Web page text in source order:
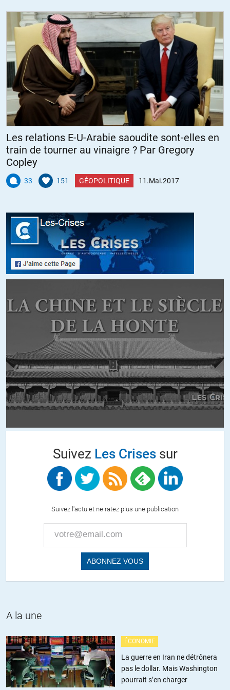
machine à faire penser dans leur sens
+5
Shirmek// 12.05.2017 à 18h02
« Que le PS ne soit plus de gauche est une certitude (certains
diraient depuis 1983) ».
Au risque de donner l’impression de vouloir faire dans la
surenchère : le PS (ou ses ancêtres) était-il de gauche sous Guy
Mollet ? avec A. Millerand ? à l’époque du Cartel des Gauches ? les
socialistes étaient-ils où que ce soit pendant la Résistance ou en
Mai 68 ? étaient-ils de gauche au moment de voter les crédits de
guerre en 1914, c’est-à-dire d’abandonner conjointement la
révolutionnaire, l’internationalisme, l’antimilitarisme, au profit de
la défense de la bourgeoisie, du bellicisme, de la guerre
impérialiste, du nationalisme et du militarisme ?
Il me paraît plus juste historiquement de dire que le PS/SFIO a été
de gauche jusqu’en 1914 de façon à peu près constante, et qu’il
ne l’a plus été qu’épisodiquement ensuite (le Front Populaire ;
individus.
ALERTER
Wakizashi//12.05.2017 à 18h24
« Je dis toujours de ceux qui disent que le clivage gauche/droite
n’existe plus que ce sont des gens de droite. […] le choix du « ni
droite-ni gauche » est presque toujours l’aveu d’une préférence
bien que c’est une croyance qui est dans l’air du temps, mais sur
Personnellement, je vois dans cette croyance essentiellement une
Rochet), où tout ce qui n’est pas de gauche est impur, et est donc
; et qui voit la droite comme le mal, le laid. Le manichéisme
+12
Jac//12.05.2017 à 22h22
Excellent commentaire qui remet les pendules à l’heure.
Je connais des journalistes de gauche qui écrivent dans des
Les relations E-U-Arabie saoudite sont-elles en
train de tourner au vinaigre ? Par Gregory
Copley
33 151 GÉOPOLITIQUE 11.Mai.2017
Suivez Les Crisessur
Suivez l'actu et ne ratez plus une publication
A la une
ÉCONOMIE
La guerre en Iran ne détrônera
pas le dollar. Mais Washington
pourrait s’en charger